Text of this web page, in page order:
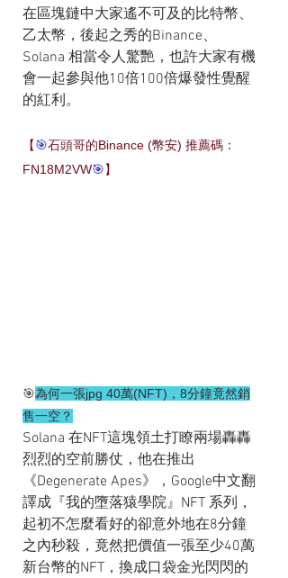
在區塊鏈中大家遙不可及的比特幣、
乙太幣，後起之秀的Binance、
Solana 相當令人驚艷，也許大家有機
會一起參與他10倍100倍爆發性覺醒
的紅利。
【🎯石頭哥的Binance (幣安) 推薦碼：
FN18M2VW🎯】
🎯為何一張jpg 40萬(NFT)，8分鐘竟然銷
售一空？
Solana 在NFT這塊領土打瞭兩場轟轟
烈烈的空前勝仗，他在推出
《Degenerate Apes》，Google中文翻
譯成『我的墮落猿學院』NFT 系列，
起初不怎麼看好的卻意外地在8分鐘
之內秒殺，竟然把價值一張至少40萬
新台幣的NFT，換成口袋金光閃閃的